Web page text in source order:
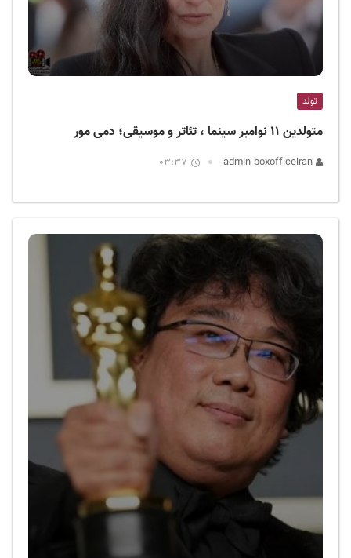
تولد
متولدین ۱۱ نوامبر سینما ، تئاتر و موسیقی؛ دمی مور
03:37